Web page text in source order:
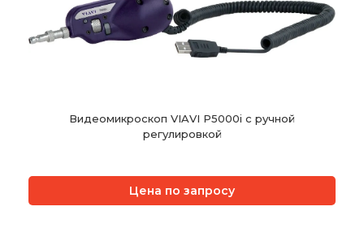
Видеомикроскоп VIAVI P5000i с ручной
регулировкой
Цена по запросу